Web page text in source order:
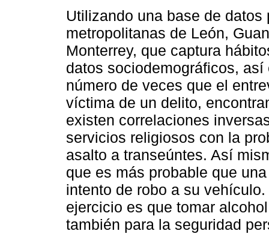
Utilizando una base de datos
metropolitanas de León,
Monterrey, que captura
datos sociodemográficos, así
número de veces que el
víctima de un delito,
existen correlaciones
servicios religiosos con la
asalto a transeúntes. Así
que es más probable que
intento de robo a su
ejercicio es que tomar
también para la seguridad